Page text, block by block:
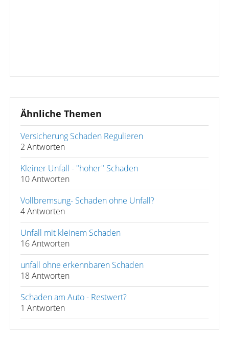
Ähnliche Themen
Versicherung Schaden Regulieren
2 Antworten
Kleiner Unfall - "hoher" Schaden
10 Antworten
Vollbremsung- Schaden ohne Unfall?
4 Antworten
Unfall mit kleinem Schaden
16 Antworten
unfall ohne erkennbaren Schaden
18 Antworten
Schaden am Auto - Restwert?
1 Antworten